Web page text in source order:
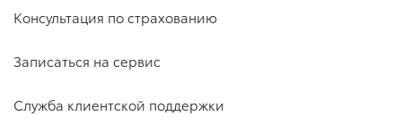
Консультация по страхованию
Записаться на сервис
Служба клиентской поддержки